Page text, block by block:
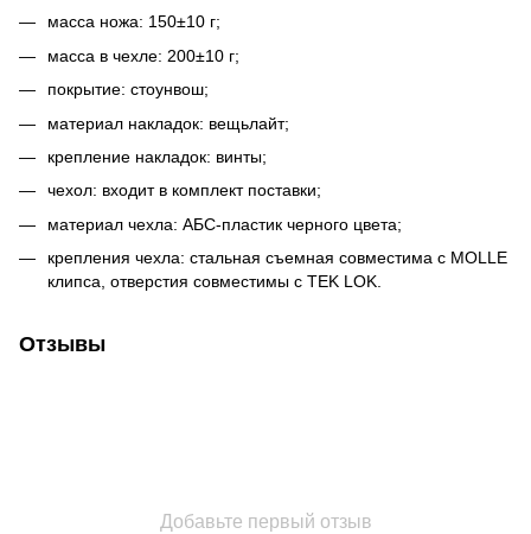
масса ножа: 150±10 г;
масса в чехле: 200±10 г;
покрытие: стоунвош;
материал накладок: вещьлайт;
крепление накладок: винты;
чехол: входит в комплект поставки;
материал чехла: АБС-пластик черного цвета;
крепления чехла: стальная съемная совместима с MOLLE
клипса, отверстия совместимы с TEK LOK.
Отзывы
Добавьте первый отзыв